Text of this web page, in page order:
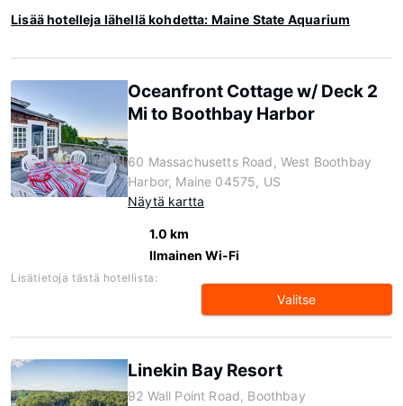
Lisää hotelleja lähellä kohdetta: Maine State Aquarium
Oceanfront Cottage w/ Deck 2
Mi to Boothbay Harbor
60 Massachusetts Road, West Boothbay
Harbor, Maine 04575, US
Näytä kartta
1.0 km
Ilmainen Wi-Fi
Lisätietoja tästä hotellista:
Valitse
Linekin Bay Resort
92 Wall Point Road, Boothbay